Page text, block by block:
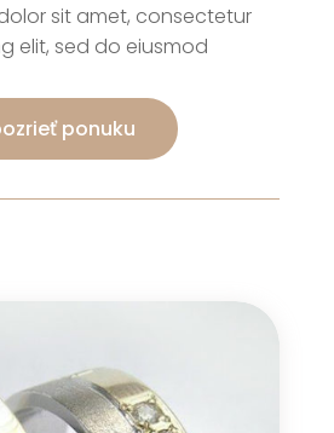
sit amet, consectetur
elit, sed do eiusmod
ponuku